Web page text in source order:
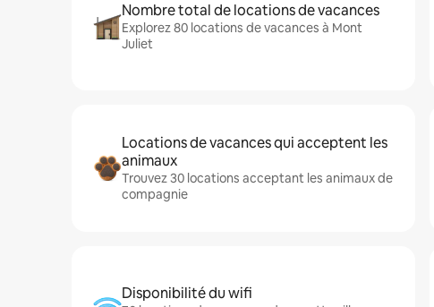
Nombre total de locations de vacances
Explorez 80 locations de vacances à Mont
Juliet
Locations de vacances qui acceptent les
animaux
Trouvez 30 locations acceptant les animaux de
compagnie
Disponibilité du wifi